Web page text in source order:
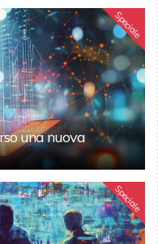
Speciale
una nuova
Speciale